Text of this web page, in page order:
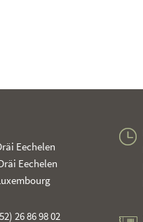
Eechelen
Eechelen
26 86 98 02